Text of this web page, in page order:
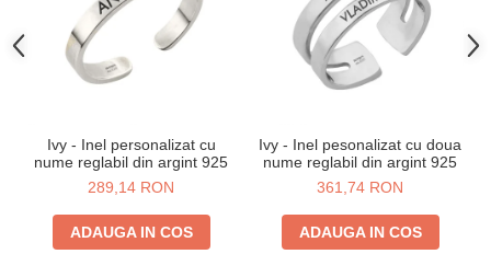
Ivy - Inel personalizat cu
nume reglabil din argint 925
289,14 RON
ADAUGA IN COS
Ivy - Inel pesonalizat cu doua
nume reglabil din argint 925
361,74 RON
ADAUGA IN COS